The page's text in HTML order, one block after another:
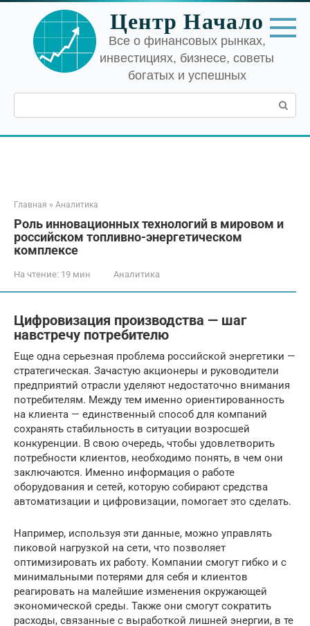
Перейти
контенту
Центр Начало
Все о финансовых рынках,
инвестициях, бизнесе, советы
богатых и успешных
Поиск:
Главная » Аналитика
Роль инновационных технологий в мировом и
российском топливно-энергетическом
комплексе
На чтение: 19 мин Аналитика
Цифровизация производства — шаг
навстречу потребителю
Еще одна серьезная проблема российской энергетики —
стратегическая. Зачастую акционеры и руководители
предприятий отрасли уделяют недостаточно внимания
потребителям. Между тем именно ориентированность
на клиента — единственный способ для компаний
сохранять стабильность в ситуации возросшей
конкуренции. В свою очередь, чтобы удовлетворить
потребности клиентов, необходимо понять, в чем они
заключаются. Именно информация о работе
оборудования и сетей, которую собирают средства
автоматизации и цифровизации, помогает это сделать.
Например, используя эти данные, можно управлять
пиковой нагрузкой на сети, что позволяет
оптимизировать их работу. Компании смогут гибко и с
минимальными потерями для себя и клиентов
реагировать на малейшие изменения окружающей
экономической среды. Также они смогут сократить
расходы, связанные с выработкой лишней энергии, в те